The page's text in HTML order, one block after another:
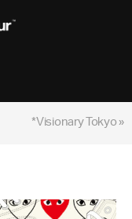
*Visionary Tokyo »